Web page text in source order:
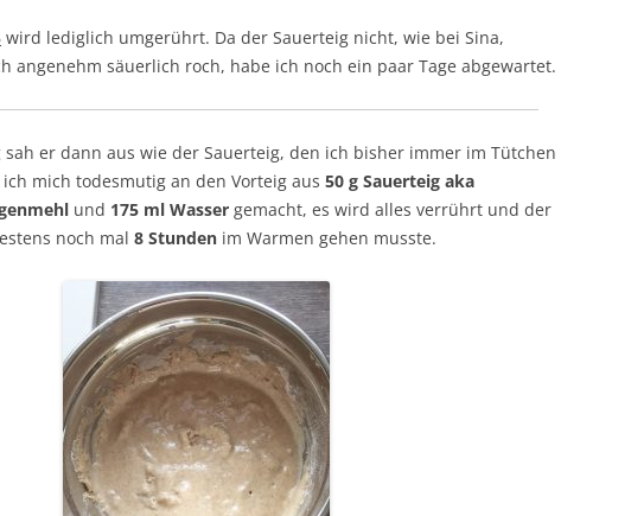
wird lediglich umgerührt. Da der Sauerteig nicht, wie bei Sina,
angenehm säuerlich roch, habe ich noch ein paar Tage abgewartet.
sah er dann aus wie der Sauerteig, den ich bisher immer im Tütchen
mich todesmutig an den Vorteig aus 50 g Sauerteig aka
und 175 ml Wasser gemacht, es wird alles verrührt und der
noch mal 8 Stunden im Warmen gehen musste.